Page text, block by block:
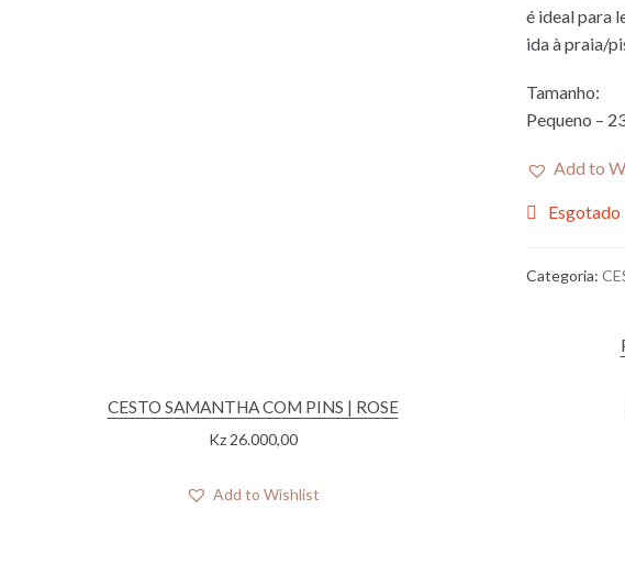
é ideal para
ida à praia/
Tamanho:
Pequeno –
Add to
Esgotado
Categoria:
CESTO SAMANTHA COM PINS | ROSE
Kz26.000,00
Add to Wishlist